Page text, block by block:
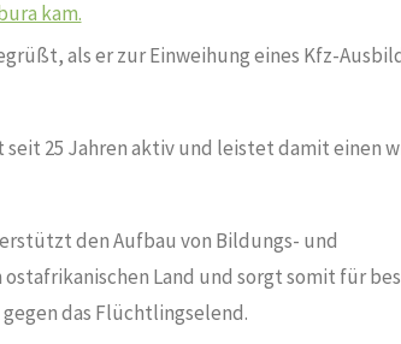
als er zur Einweihung eines Kfz-
seit 25 Jahren aktiv und leistet damit einen
den Aufbau von Bildungs- und
Land und sorgt somit für
das Flüchtlingselend.